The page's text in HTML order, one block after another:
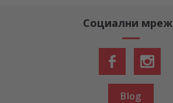
Социални
Blog